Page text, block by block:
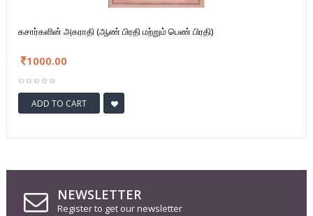
கசார்களின் அகராதி (ஆண் பிரதி மற்றும் பெண் பிரதி)
1000.00
ADD TO CART
NEWSLETTER
Register to get our newsletter